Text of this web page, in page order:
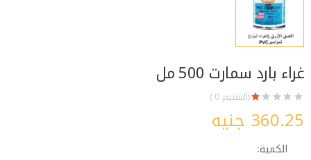
غراء بارد سمارت 500 مل
(التقييم 0 )
360.25 جنيه
الكمية: